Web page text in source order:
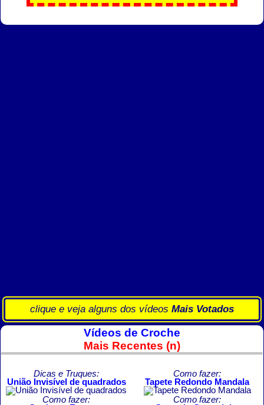
clique e veja alguns dos vídeos Mais Votados
Vídeos de Croche
Mais Recentes (n)
Dicas e Truques:
União Invisível de quadrados
Como fazer:
Tapete Redondo Mandala
Como fazer:
Como fazer: